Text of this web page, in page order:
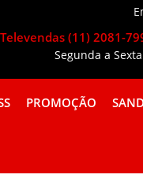
PROMOÇÃO
Televendas (11) 2081-
Segunda a